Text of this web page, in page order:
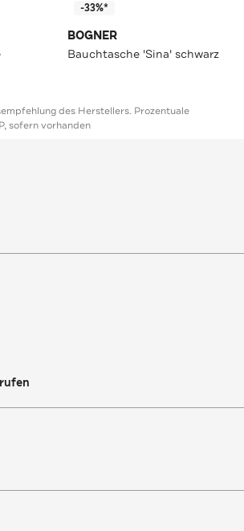
-33%*
BOGNER
Bauchtasche 'Sina' schwarz
des Herstellers. Prozentuale
sofern vorhanden